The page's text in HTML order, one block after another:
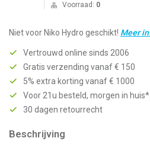
Voorraad: 0
Niet voor Niko Hydro geschikt! Meer
Vertrouwd online sinds 2006
Gratis verzending vanaf € 150
5% extra korting vanaf € 1000
Voor 21u besteld, morgen in huis*
30 dagen retourrecht
Beschrijving